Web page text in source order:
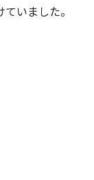
いました。